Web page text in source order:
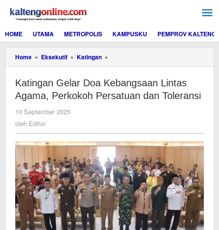
konten
HOME
UTAMA METROPOLIS KAMPUSKU PEMPROV KALTENG
Home » Eksekutif » Katingan »
Gelar
Kebangsaan
Lintas
Agama,
Toleransi
Katingan Gelar Doa Kebangsaan Lintas
Agama, Perkokoh Persatuan dan Toleransi
10 September 2025
oleh Editor